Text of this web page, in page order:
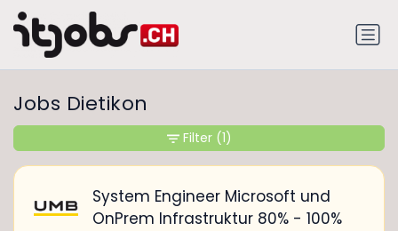
Jobs Dietikon
System Engineer Microsoft und
OnPrem Infrastruktur 80% - 100%
Filter (1)